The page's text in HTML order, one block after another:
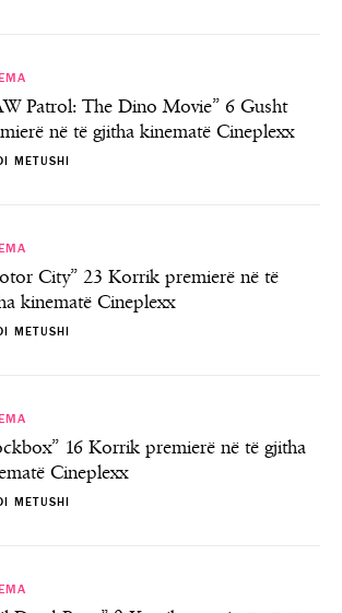
Patrol: The Dino Movie” 6 Gusht
në të gjitha kinematë Cineplexx
METUSHI
City” 23 Korrik premierë në të
kinematë Cineplexx
METUSHI
16 Korrik premierë në të gjitha
Cineplexx
METUSHI